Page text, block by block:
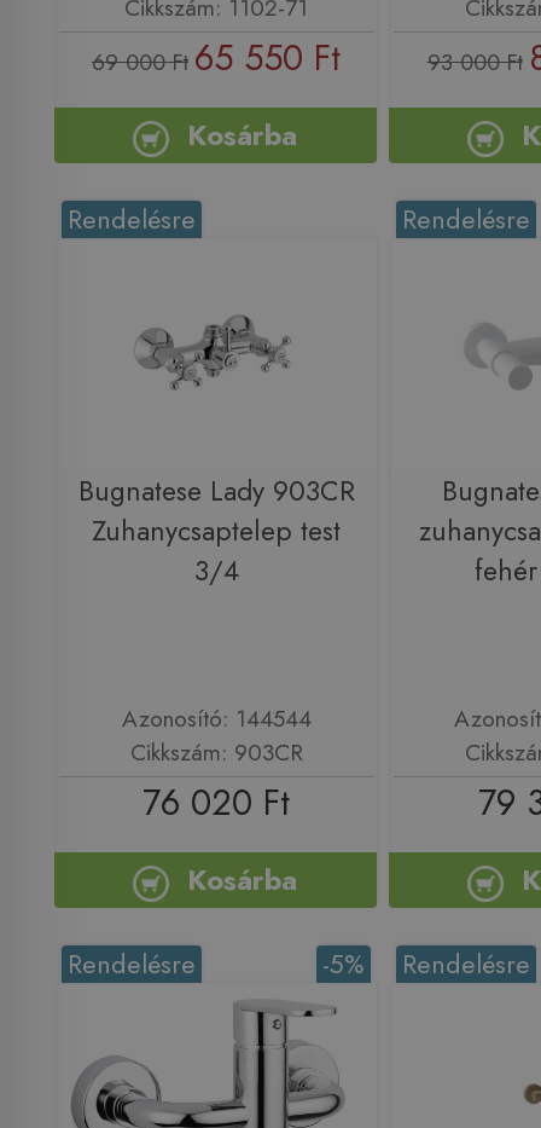
Cikkszám: 1102-71
69 000 Ft 65 550 Ft
Kosárba
93 000 Ft
Rendelésre
Bugnatese Lady 903CR
Zuhanycsaptelep test
3/4
Azonosító: 144544
Cikkszám: 903CR
76 020 Ft
Kosárba
Rendelésre
79
-5%
Rendelésre Rendelésre